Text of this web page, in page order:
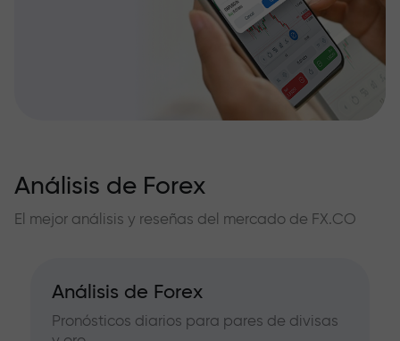
Análisis de Forex
El mejor análisis y reseñas del mercado de FX.CO
Análisis de Forex
Pronósticos diarios para pares de divisas